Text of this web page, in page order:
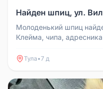
Найден шпиц, ул.
Молоденький шпиц
Клейма, чипа,
Тула•7 д